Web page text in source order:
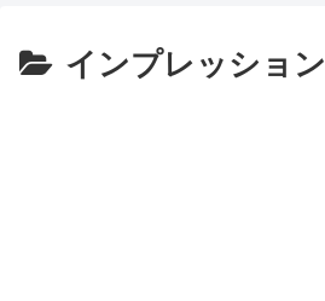
インプレッション